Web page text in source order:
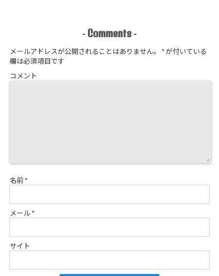
- Comments -
メールアドレスが公開されることはありません。 *が付いている
欄は必須項目です
コメント
名前*
メール*
サイト